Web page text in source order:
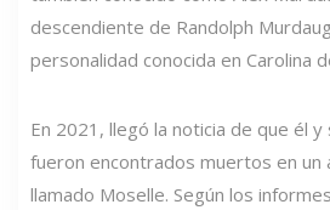
descendiente de Randolph
personalidad conocida en Carolina
En 2021, llegó la noticia de que él
fueron encontrados muertos en un
llamado Moselle. Según los